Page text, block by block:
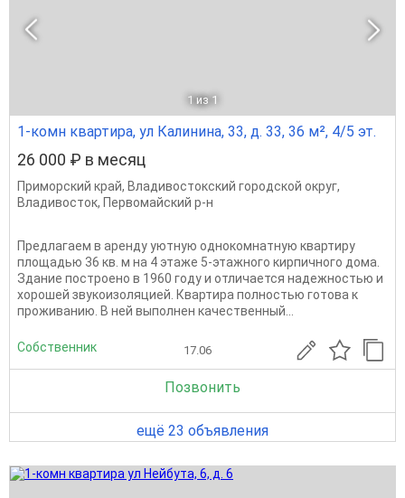
1 из 1
1-комн квартира, ул Калинина, 33, д. 33, 36 м², 4/5 эт.
26 000 ₽ в месяц
Приморский край, Владивостокский городской округ,
Владивосток, Первомайский р-н
Предлагаем в аренду уютную однокомнатную квартиру
площадью 36 кв. м на 4 этаже 5-этажного кирпичного дома.
Здание построено в 1960 году и отличается надежностью и
хорошей звукоизоляцией. Квартира полностью готова к
проживанию. В ней выполнен качественный...
Собственник 17.06
Позвонить
ещё 23 объявления